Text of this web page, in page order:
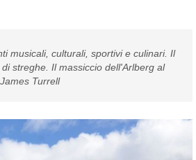
musicali, culturali, sportivi e culinari. Il
streghe. Il massiccio dell'Arlberg al
Turrell